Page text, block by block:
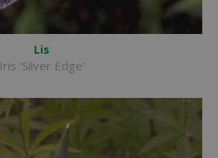
Lis
Iris 'Silver Edge'